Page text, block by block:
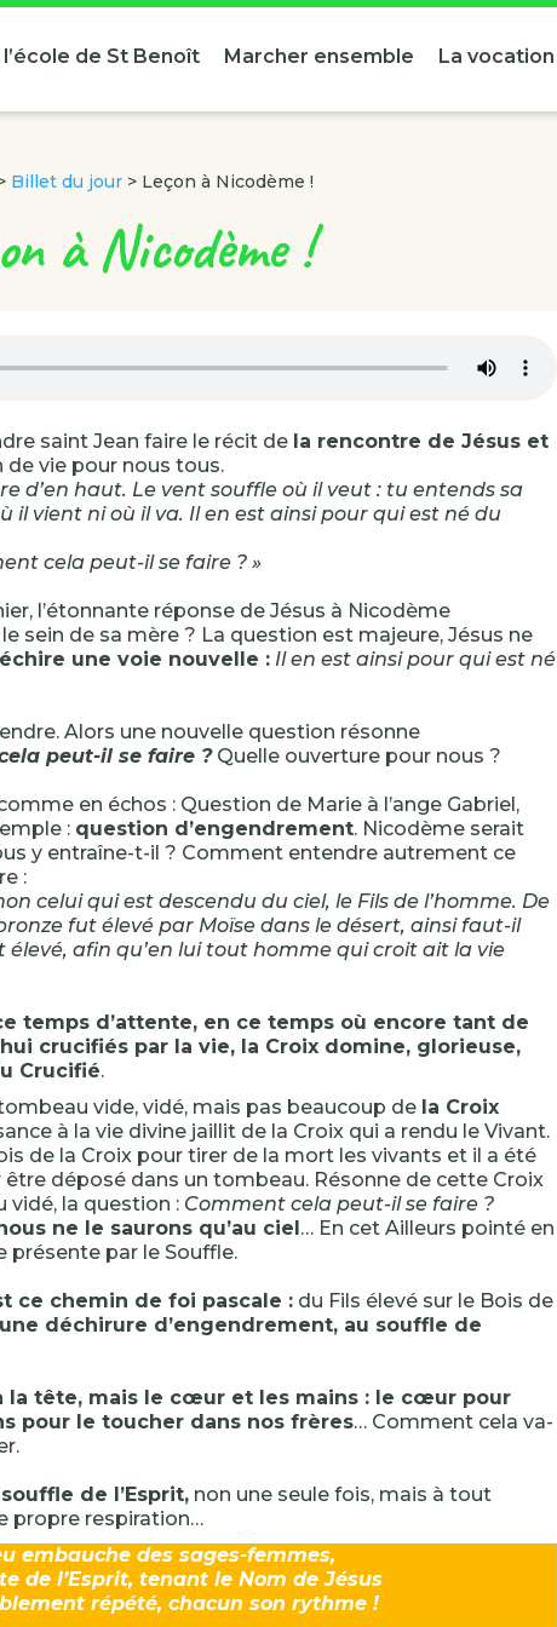
l’école de St Benoît Marcher ensemble La vocation
Billet du jour > Leçon à Nicodème !
à Nicodème !
saint Jean faire le récit de la rencontre de Jésus et
de vie pour nous tous.
d’en haut. Le vent souffle où il veut : tu entends sa
il vient ni où il va. Il en est ainsi pour qui est né du
cela peut-il se faire ? »
l’étonnante réponse de Jésus à Nicodème
sein de sa mère ? La question est majeure, Jésus ne
une voie nouvelle : Il en est ainsi pour qui est né
Alors une nouvelle question résonne
peut-il se faire ?Quelle ouverture pour nous ?
en échos : Question de Marie à l’ange Gabriel,
: question d’engendrement. Nicodème serait
y entraîne-t-il ? Comment entendre autrement ce
:
celui qui est descendu du ciel, le Fils de l’homme. De
fut élevé par Moïse dans le désert, ainsi faut-il
élevé, afin qu’en lui tout homme qui croit ait la vie
temps d’attente, en ce temps où encore tant de
crucifiés par la vie, la Croix domine, glorieuse,
Crucifié.
vide, vidé, mais pas beaucoup de la Croix
à la vie divine jaillit de la Croix qui a rendu le Vivant.
de la Croix pour tirer de la mort les vivants et il a été
déposé dans un tombeau. Résonne de cette Croix
vidé, la question : Comment cela peut-il se faire ?
ne le saurons qu’au ciel… En cet Ailleurs pointé en
présente par le Souffle.
ce chemin de foi pascale : du Fils élevé sur le Bois de
une déchirure d’engendrement, au souffle de
la tête, mais le cœur et les mains : le cœur pour
pour le toucher dans nos frères… Comment cela va-
de l’Esprit, non une seule fois, mais à tout
propre respiration…
embauche des sages-femmes,
de l’Esprit, tenant le Nom de Jésus
répété, chacun son rythme !